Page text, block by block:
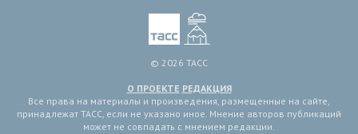
© 2026 ТАСС
О ПРОЕКТЕ РЕДАКЦИЯ
Все права на материалы и произведения, размещенные на сайте,
принадлежат ТАСС, если не указано иное. Мнение авторов публикаций
может не совпадать с мнением редакции.